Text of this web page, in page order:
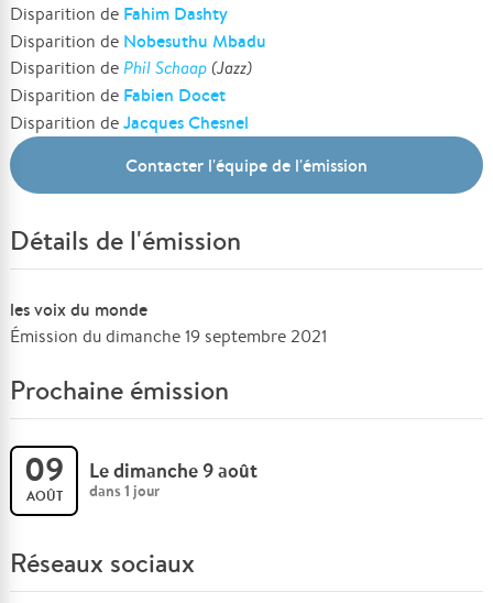
Disparition de Fahim Dashty
Disparition de Nobesuthu Mbadu
Disparition de Phil Schaap (Jazz)
Disparition de Fabien Docet
Disparition deJacques Chesnel
Contacter l'équipe de l'émission
Détails de l'émission
les voix du monde
Émission du dimanche 19 septembre 2021
Prochaine émission
09
AOÛT
Le dimanche 9 août
dans 1 jour
Réseaux sociaux